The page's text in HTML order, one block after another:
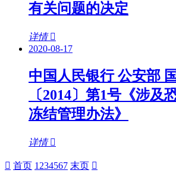
有关问题的决定
详情
2020-08-17
中国人民银行 公安部
〔2014〕第1号《涉及
冻结管理办法》
详情
首页 1 234567 末页